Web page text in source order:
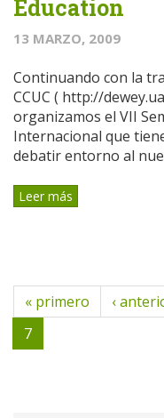
Education
13 MARZO, 2009
Continuando con la
CCUC ( http://
organizamos el VII
Internacional que
debatir entorno al
Leer más
« primero ‹
7